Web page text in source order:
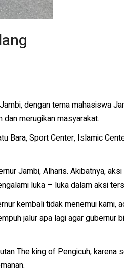
dengan tema mahasiswa
merugikan masyarakat.
Bara, Sport Center, Islamic
Jambi, Alharis. Akibatnya,
luka – luka dalam aksi
kembali tidak menemui kami,
jalur apa lagi agar gubernur
The king of Pengicuh, karena